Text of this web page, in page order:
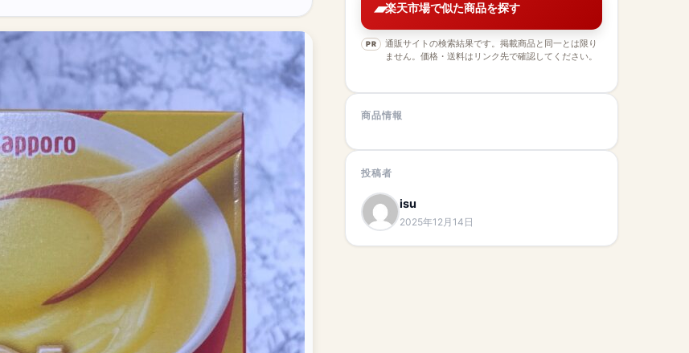
楽天市場で似た商品を探す
PR
通販サイトの検索結果です。掲載商品と同一とは限り
ません。価格・送料はリンク先で確認してください。
商品情報
投稿者
isu
2025年12月14日